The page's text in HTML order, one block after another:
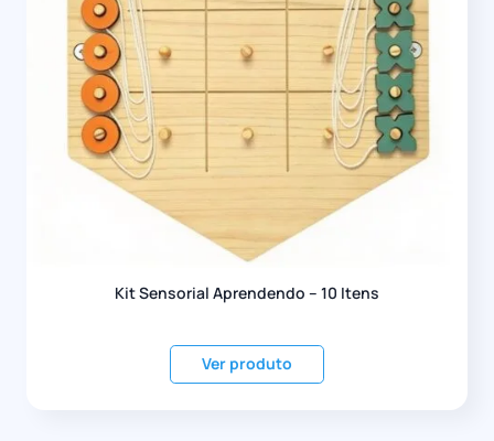
Kit Sensorial Aprendendo – 10 Itens
Ver produto